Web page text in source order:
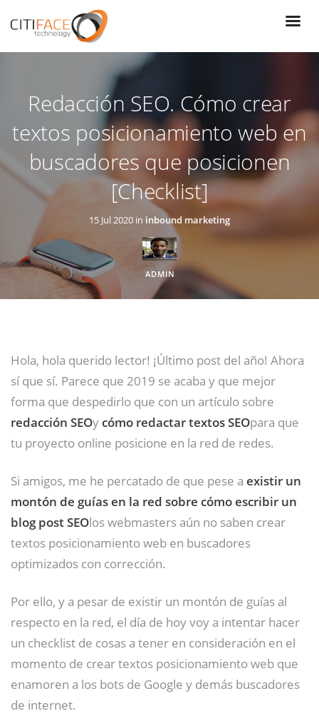
contenido
Redacción SEO. Cómo crear
textos posicionamiento web en
buscadores que posicionen
[Checklist]
15 Jul 2020 in inbound marketing
ADMIN
Hola, hola querido lector! ¡Último post del año! Ahora
sí que sí. Parece que 2019 se acaba y que mejor
forma que despedirlo que con un artículo sobre
redacción SEOycómo redactar textos SEOpara que
tu proyecto online posicione en la red de redes.
Si amigos, me he percatado de que pese a existir un
montón de guías en la red sobre cómo escribir un
blog post SEOlos webmasters aún no saben crear
textos posicionamiento web en buscadores
optimizados con corrección.
Por ello, y a pesar de existir un montón de guías al
respecto en la red, el día de hoy voy a intentar hacer
un checklist de cosas a tener en consideración en el
momento de crear textos posicionamiento web que
enamoren a los bots de Google y demás buscadores
de internet.